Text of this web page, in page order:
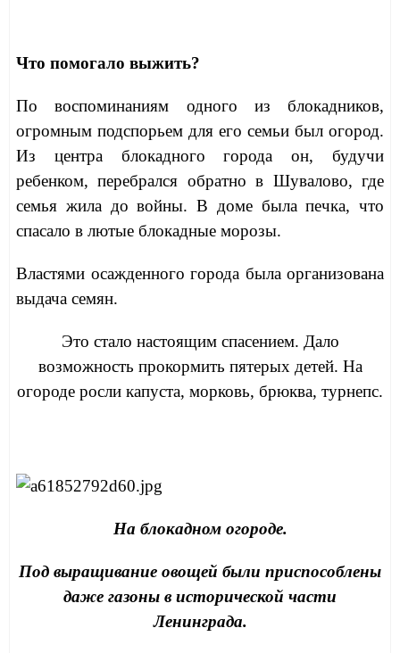
Что помогало выжить?
По воспоминаниям одного из блокадников,
огромным подспорьем для его семьи был огород.
Из центра блокадного города он, будучи
ребенком, перебрался обратно в Шувалово, где
семья жила до войны. В доме была печка, что
спасало в лютые блокадные морозы.
Властями осажденного города была организована
выдача семян.
Это стало настоящим спасением. Дало
возможность прокормить пятерых детей. На
огороде росли капуста, морковь, брюква, турнепс.
На блокадном огороде.
Под выращивание овощей были приспособлены
даже газоны в исторической части
Ленинграда.